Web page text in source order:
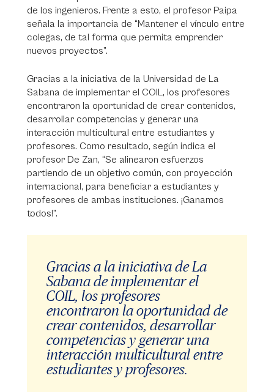
de los ingenieros. Frente a esto, el profesor Paipa
señala la importancia de “Mantener el vínculo entre
colegas, de tal forma que permita emprender
nuevos proyectos”.
Gracias a la iniciativa de la Universidad de La
Sabana de implementar el COIL, los profesores
encontraron la oportunidad de crear contenidos,
desarrollar competencias y generar una
interacción multicultural entre estudiantes y
profesores. Como resultado, según indica el
profesor De Zan, “Se alinearon esfuerzos
partiendo de un objetivo común, con proyección
internacional, para beneficiar a estudiantes y
profesores de ambas instituciones. ¡Ganamos
todos!”.
Gracias a la iniciativa de La
Sabana de implementar el
COIL, los profesores
encontraron la oportunidad de
crear contenidos, desarrollar
competencias y generar una
interacción multicultural entre
estudiantes y profesores.